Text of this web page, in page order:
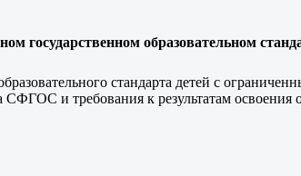
государственном образовательном
стандарта детей с
и требования к результатам освоения